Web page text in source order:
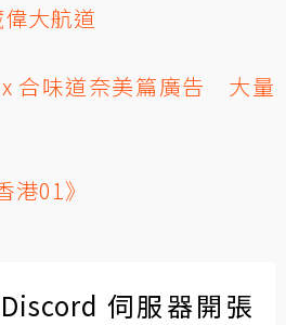
大航道
合味道奈美篇廣告 大量
港01》
伺服器開張